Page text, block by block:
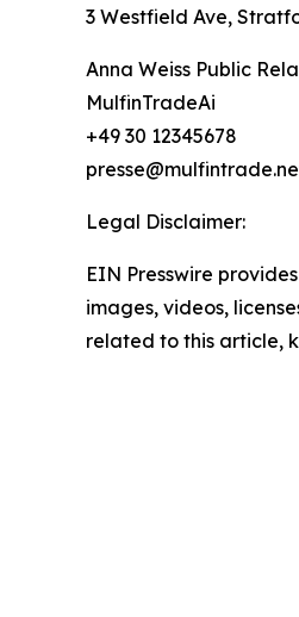
3 Westfield Ave,
Anna Weiss Public
MulfinTradeAi
+49 30 12345678
Legal Disclaimer:
EIN Presswire
images, videos,
related to this article,